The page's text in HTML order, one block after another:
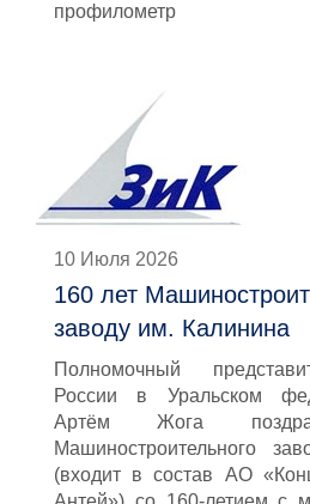
профилометр
10 Июля 2026
160 лет
заводу им. Калинина
Полномочный
России в Уральском
Артём Жога
Машиностроительного
(входит в состав АО